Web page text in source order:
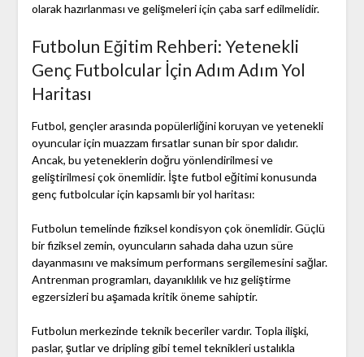
olarak hazırlanması ve gelişmeleri için çaba sarf edilmelidir.
Futbolun Eğitim Rehberi: Yetenekli
Genç Futbolcular İçin Adım Adım Yol
Haritası
Futbol, gençler arasında popülerliğini koruyan ve yetenekli
oyuncular için muazzam fırsatlar sunan bir spor dalıdır.
Ancak, bu yeteneklerin doğru yönlendirilmesi ve
geliştirilmesi çok önemlidir. İşte futbol eğitimi konusunda
genç futbolcular için kapsamlı bir yol haritası:
Futbolun temelinde fiziksel kondisyon çok önemlidir. Güçlü
bir fiziksel zemin, oyuncuların sahada daha uzun süre
dayanmasını ve maksimum performans sergilemesini sağlar.
Antrenman programları, dayanıklılık ve hız geliştirme
egzersizleri bu aşamada kritik öneme sahiptir.
Futbolun merkezinde teknik beceriler vardır. Topla ilişki,
paslar, şutlar ve dripling gibi temel teknikleri ustalıkla